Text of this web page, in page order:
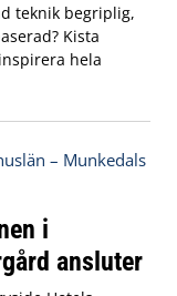
teknik begriplig,
Kista
hela
i
ansluter